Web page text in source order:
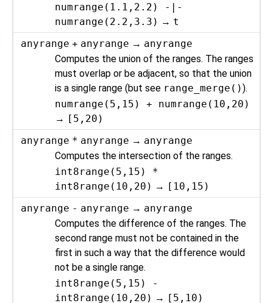
numrange(1.1,2.2) -|-
numrange(2.2,3.3) → t
anyrange + anyrange → anyrange
Computes the union of the ranges. The ranges
must overlap or be adjacent, so that the union
is a single range (but see range_merge()).
numrange(5,15) + numrange(10,20)
→ [5,20)
anyrange * anyrange → anyrange
Computes the intersection of the ranges.
int8range(5,15) *
int8range(10,20) → [10,15)
anyrange - anyrange → anyrange
Computes the difference of the ranges. The
second range must not be contained in the
first in such a way that the difference would
not be a single range.
int8range(5,15) -
int8range(10,20) → [5,10)